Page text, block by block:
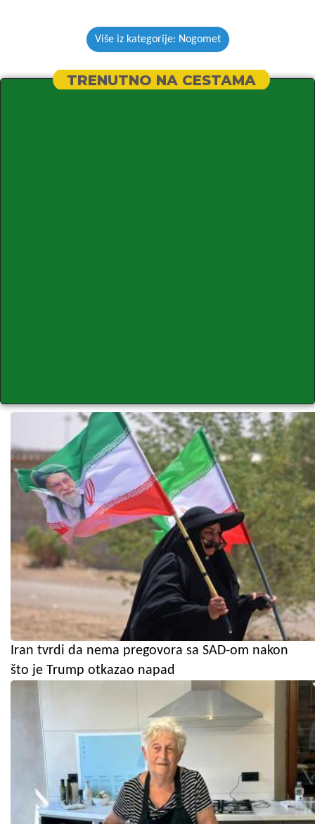
Više iz kategorije: Nogomet
TRENUTNO NA CESTAMA
Iran tvrdi da nema pregovora sa SAD-om nakon
što je Trump otkazao napad